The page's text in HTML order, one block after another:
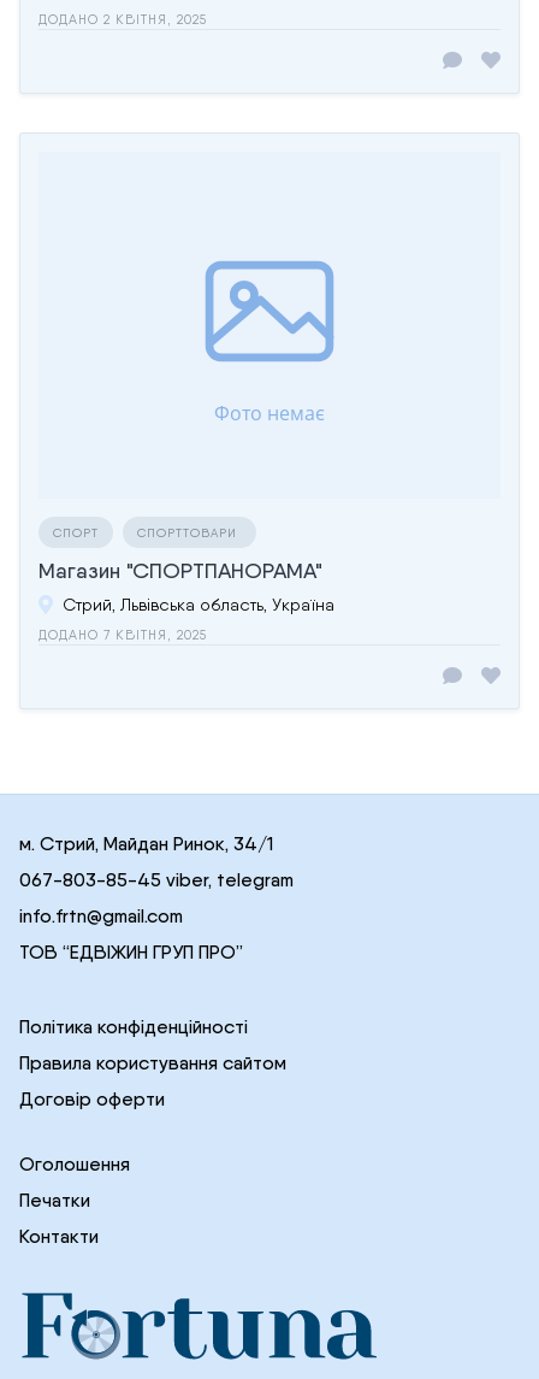
ДОДАНО 2 КВІТНЯ, 2025
СПОРТ СПОРТТОВАРИ
Магазин "СПОРТПАНОРАМА"
Стрий, Львівська область, Україна
ДОДАНО 7 КВІТНЯ, 2025
м. Стрий, Майдан Ринок, 34/1
067-803-85-45 viber, telegram
info.frtn@gmail.com
ТОВ “ЕДВІЖИН ГРУП ПРО”
Політика конфіденційності
Правила користування сайтом
Договір оферти
Оголошення
Печатки
Контакти